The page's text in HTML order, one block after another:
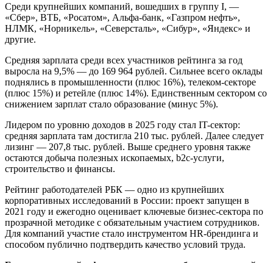
Среди крупнейших компаний, вошедших в группу I, —
«Сбер», ВТБ, «Росатом», Альфа-банк, «Газпром нефть»,
НЛМК, «Норникель», «Северсталь», «Сибур», «Яндекс» и
другие.
Средняя зарплата среди всех участников рейтинга за год
выросла на 9,5% — до 169 964 рублей. Сильнее всего оклады
поднялись в промышленности (плюс 16%), телеком-секторе
(плюс 15%) и ретейле (плюс 14%). Единственным сектором со
снижением зарплат стало образование (минус 5%).
Лидером по уровню доходов в 2025 году стал IT-сектор:
средняя зарплата там достигла 210 тыс. рублей. Далее следует
лизинг — 207,8 тыс. рублей. Выше среднего уровня также
остаются добыча полезных ископаемых, b2c-услуги,
строительство и финансы.
Рейтинг работодателей РБК — одно из крупнейших
корпоративных исследований в России: проект запущен в
2021 году и ежегодно оценивает ключевые бизнес-сектора по
прозрачной методике с обязательным участием сотрудников.
Для компаний участие стало инструментом HR-брендинга и
способом публично подтвердить качество условий труда.